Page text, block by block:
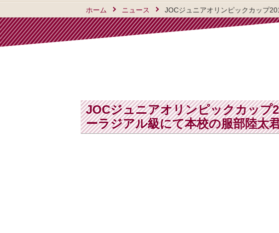
ホーム ニュース JOCジュニアオリンピックカップ
JOCジュニアオリンピックカップ
ーラジアル級にて本校の服部陸太